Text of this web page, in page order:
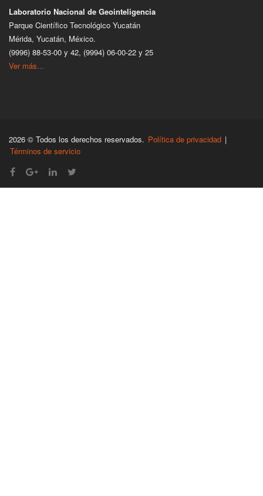
Laboratorio Nacional de Geointeligencia
Parque Científico Tecnológico Yucatán
Mérida, Yucatán, México.
(9996) 88-53-00 y 42, (9994) 06-00-22 y 25
Ver más...
2026 © Todos los derechos reservados. Política de privacidad |
Términos de servicio